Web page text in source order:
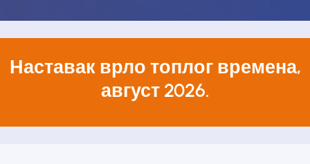
Наставак врло топлог времена,
август 2026.